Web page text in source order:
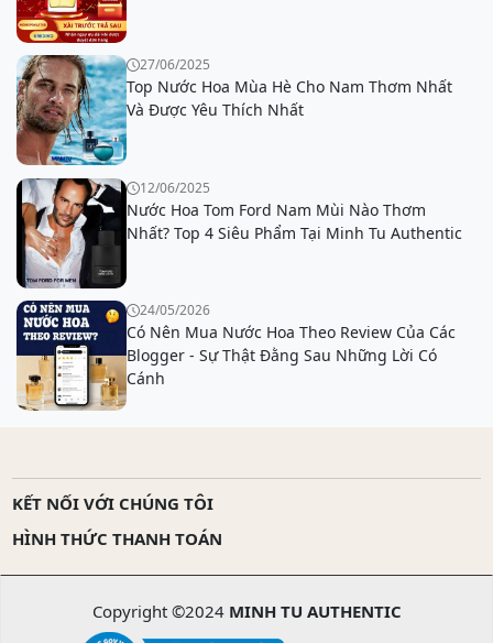
27/06/2025
Top Nước Hoa Mùa Hè Cho Nam Thơm Nhất
Và Được Yêu Thích Nhất
12/06/2025
Nước Hoa Tom Ford Nam Mùi Nào Thơm
Nhất? Top 4 Siêu Phẩm Tại Minh Tu Authentic
24/05/2026
Có Nên Mua Nước Hoa Theo Review Của Các
Blogger - Sự Thật Đằng Sau Những Lời Có
Cánh
KẾT NỐI VỚI CHÚNG TÔI
HÌNH THỨC THANH TOÁN
Copyright ©2024 MINH TU AUTHENTIC